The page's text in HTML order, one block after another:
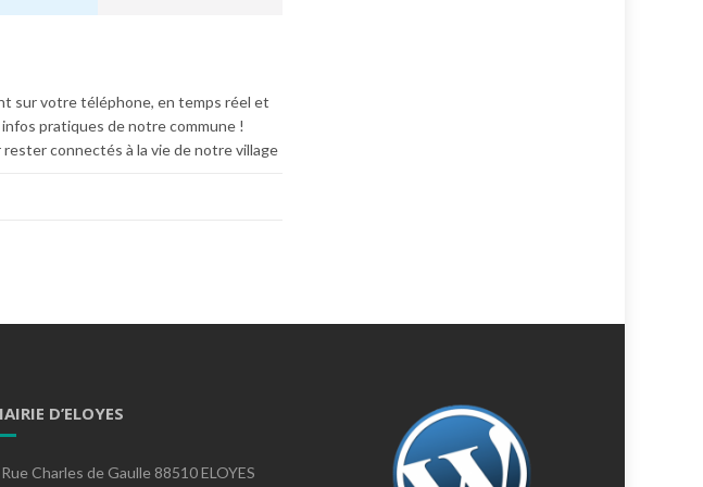
sur votre téléphone, en temps réel et
pratiques de notre commune !
rester connectés à la vie de notre village
D’ELOYES
Charles de Gaulle 88510 ELOYES